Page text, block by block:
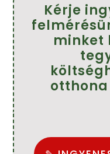
Kérje
minket